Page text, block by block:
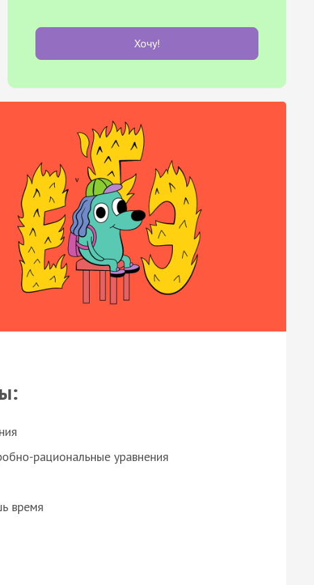
Хочу!
рациональные уравнения
время